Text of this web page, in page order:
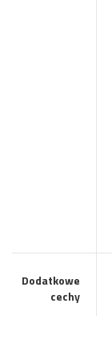
Dodatkowe
cechy